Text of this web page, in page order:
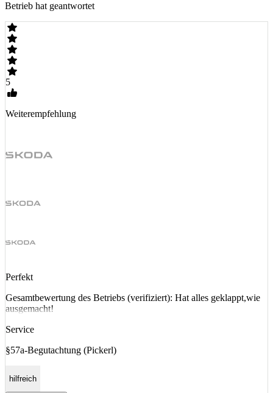
Betrieb hat geantwortet
5
Weiterempfehlung
Perfekt
Gesamtbewertung des Betriebs (verifiziert): Hat alles geklappt,wie
ausgemacht!
Service
§57a-Begutachtung (Pickerl)
hilfreich